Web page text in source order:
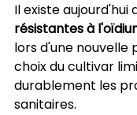
Il existe aujourd'hui
résistantes à
lors d'une nouvelle
choix du cultivar
durablement les
sanitaires.